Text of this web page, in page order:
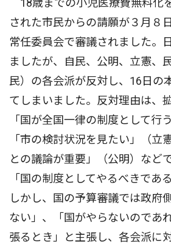
18歳までの小児医療費無料化
された市民からの請願が３月８
常任委員会で審議されました。
ましたが、自民、公明、立憲、
民）の各会派が反対し、16日の
てしまいました。反対理由は、
「国が全国一律の制度として行
「市の検討状況を見たい」（立
との議論が重要」（公明）など
「国の制度としてやるべきであ
しかし、国の予算審議では政府
ない」、「国がやらないのであ
張るとき」と主張し、各会派に